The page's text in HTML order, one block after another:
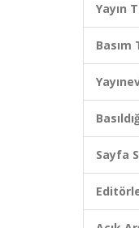
Yayın
Basım
Sayfa